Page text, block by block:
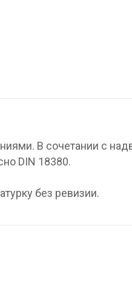
В сочетании с
DIN 18380.
без ревизии.